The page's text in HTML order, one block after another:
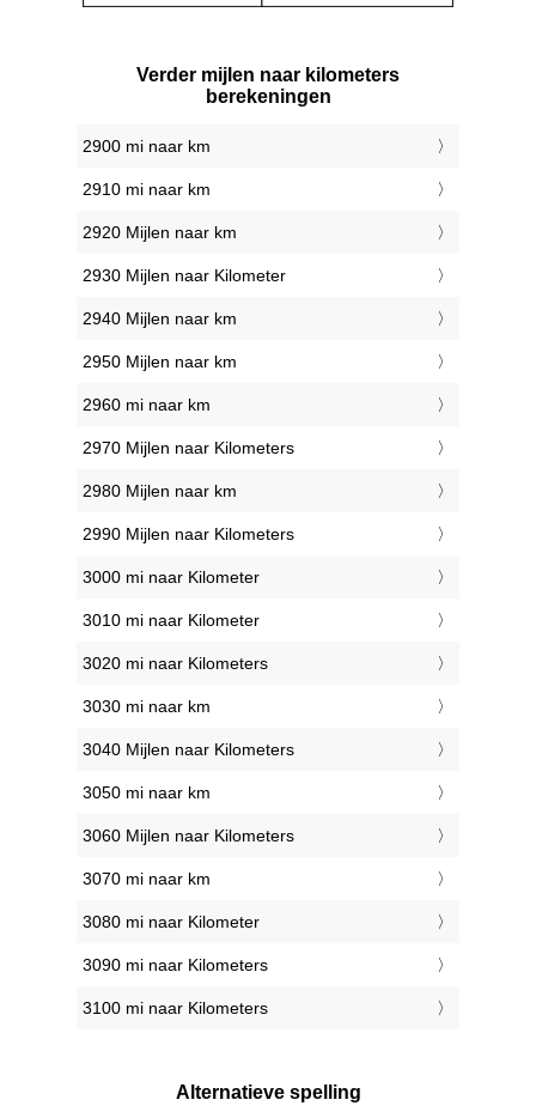
Verder mijlen naar kilometers
berekeningen
2900 mi naar km
2910 mi naar km
2920 Mijlen naar km
2930 Mijlen naar Kilometer
2940 Mijlen naar km
2950 Mijlen naar km
2960 mi naar km
2970 Mijlen naar Kilometers
2980 Mijlen naar km
2990 Mijlen naar Kilometers
3000 mi naar Kilometer
3010 mi naar Kilometer
3020 mi naar Kilometers
3030 mi naar km
3040 Mijlen naar Kilometers
3050 mi naar km
3060 Mijlen naar Kilometers
3070 mi naar km
3080 mi naar Kilometer
3090 mi naar Kilometers
3100 mi naar Kilometers
Alternatieve spelling